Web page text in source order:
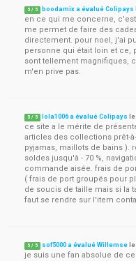
5 / 5 boodamix a évalué Colipays
en ce qui me concerne,
me permet de faire des
directement. pour noel, j'ai
personne qui était loin et ce,
sont tellement magnifiques,
m'en prive pas.
5 / 5 lola1006 a évalué Colipays
ce site a le mérite de
articles des collections prêt-
pyjamas, maillots de bains ).
soldes jusqu'à - 70 %,
commande aisée. frais de
( frais de port groupés pour
de soucis de taille mais si la
faut se rendre sur l'item
5 / 5 sof5000 a évalué Willemse
je suis une fan absolue de